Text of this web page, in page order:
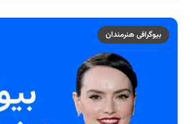
بیوگرافی هنرمندان